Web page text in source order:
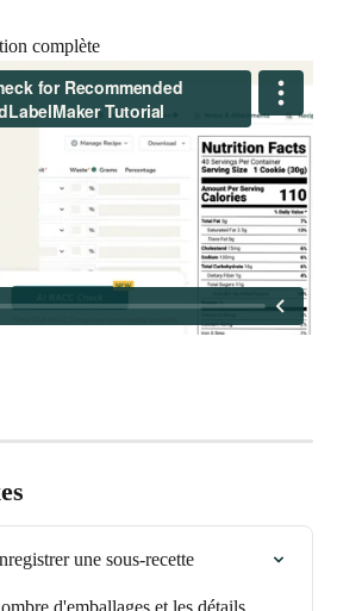
complète
une sous-recette